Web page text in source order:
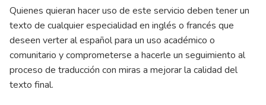
Quienes quieran hacer uso de este servicio deben tener un
texto de cualquier especialidad en inglés o francés que
deseen verter al español para un uso académico o
comunitario y comprometerse a hacerle un seguimiento al
proceso de traducción con miras a mejorar la calidad del
texto final.